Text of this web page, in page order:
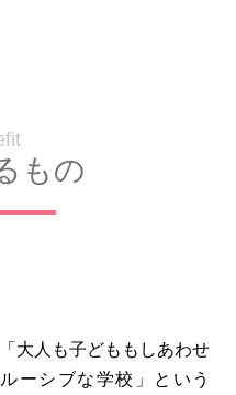
もの
大人も子どももしあわせ
ーシブな学校」という